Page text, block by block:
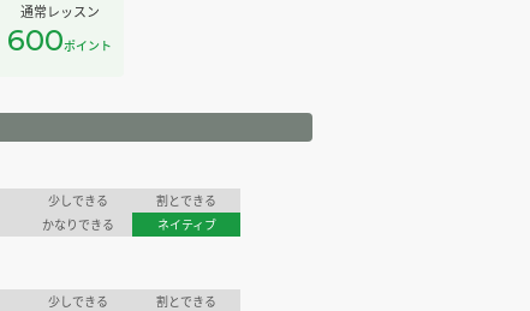
通常レッスン
600ポイント
少しできる
割とできる
かなりできる ネイティブ
少しできる
割とできる